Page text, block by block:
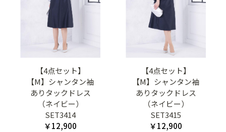
【4点セット】
【M】シャンタン袖
ありタックドレス
（ネイビー）
SET3414
￥12,900
【4点セット】
【M】シャンタン袖
ありタックドレス
（ネイビー）
SET3415
￥12,900